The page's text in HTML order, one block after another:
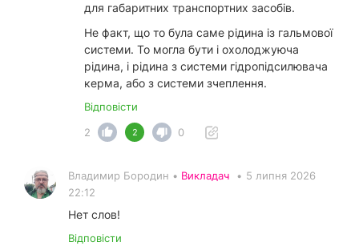
для габаритних транспортних засобів.
Не факт, що то була саме рідина із гальмової
системи. То могла бути і охолоджуюча
рідина, і рідина з системи гідропідсилювача
керма, або з системи зчеплення.
Відповісти
2
2 0
Владимир Бородин • Викладач • 5 липня 2026
22:12
Нет слов!
Відповісти